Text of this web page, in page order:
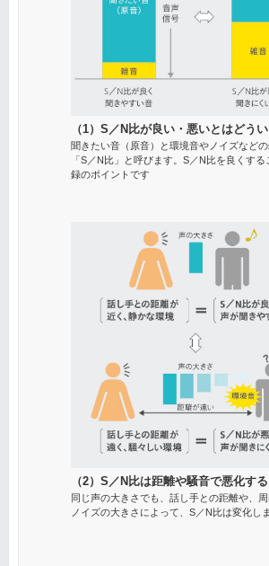
（1）S／N比が良い・悪いとはどう
聞きたい音（原音）と環境音やノイズなど
「S／N比」と呼びます。S／N比を良くする
録のポイントです
（2）S／N比は距離や騒音で悪化する
同じ声の大きさでも、話し手との距離や、周
ノイズの大きさによって、S／N比は変化し